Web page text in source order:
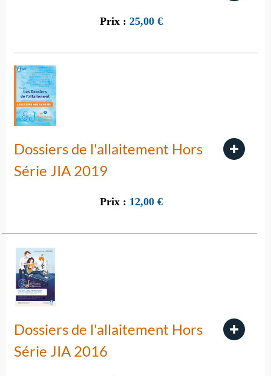
Prix : 25,00 €
Dossiers de l'allaitement Hors
Série JIA 2019
Prix : 12,00 €
Dossiers de l'allaitement Hors
Série JIA 2016